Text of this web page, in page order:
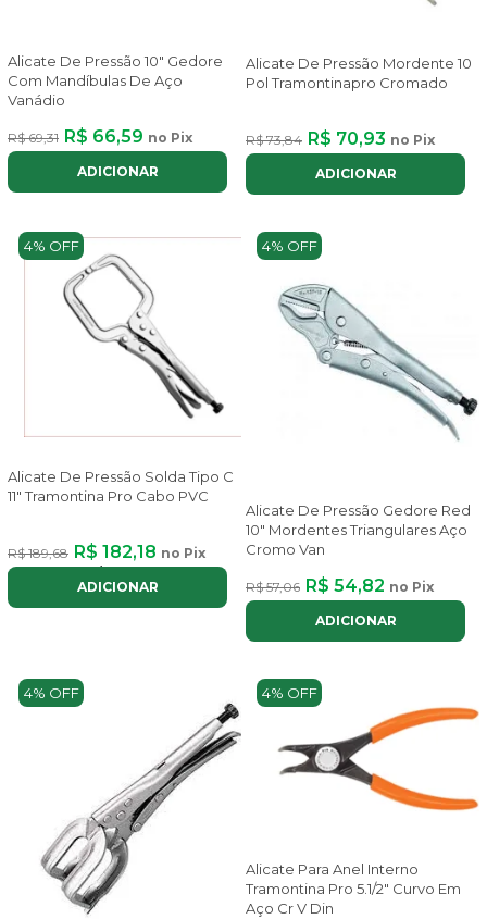
Alicate De Pressão 10" Gedore
Com Mandíbulas De Aço
Vanádio
R$ 69,31 R$ 66,59 no Pix
ADICIONAR
Alicate De Pressão Mordente 10
Pol Tramontinapro Cromado
R$ 73,84 R$ 70,93 no Pix
ADICIONAR
4% OFF
Alicate De Pressão Solda Tipo C
11" Tramontina Pro Cabo PVC
R$ 189,68 R$ 182,18 no Pix
ou até
ADICIONAR
4% OFF
Alicate De Pressão Gedore Red
10" Mordentes Triangulares Aço
Cromo Van
R$ 57,06 R$ 54,82 no Pix
ADICIONAR
4% OFF 4% OFF
Alicate Para Anel Interno
Tramontina Pro 5.1/2" Curvo Em
Aço Cr V Din